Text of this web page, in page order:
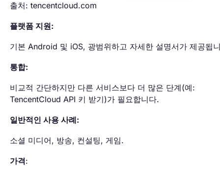
출처: tencentcloud.com
플랫폼 지원:
기본 Android 및 iOS, 광범위하고 자세한 설명서가 제공됩
통합:
비교적 간단하지만 다른 서비스보다 더 많은 단계(예:
TencentCloud API 키 받기)가 필요합니다.
일반적인 사용 사례:
소셜 미디어, 방송, 컨설팅, 게임.
가격: